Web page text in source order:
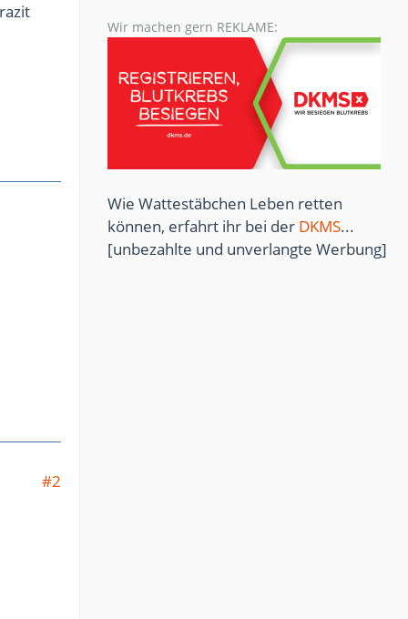
#2
Wir machen gern REKLAME:
Wie Wattestäbchen Leben retten
können, erfahrt ihr bei der DKMS...
[unbezahlte und unverlangte Werbung]